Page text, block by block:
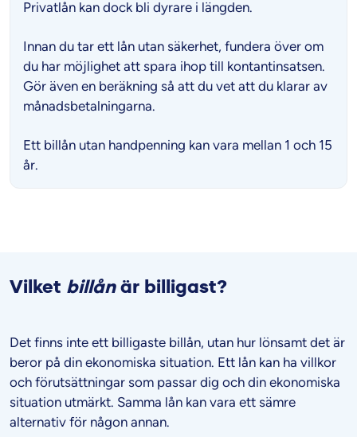
Privatlån kan dock bli dyrare i längden.
Innan du tar ett lån utan säkerhet, fundera över om
du har möjlighet att spara ihop till kontantinsatsen.
Gör även en beräkning så att du vet att du klarar av
månadsbetalningarna.
Ett billån utan handpenning kan vara mellan 1 och 15
år.
Vilket billånär billigast?
Det finns inte ett billigaste billån, utan hur lönsamt det är
beror på din ekonomiska situation. Ett lån kan ha villkor
och förutsättningar som passar dig och din ekonomiska
situation utmärkt. Samma lån kan vara ett sämre
alternativ för någon annan.